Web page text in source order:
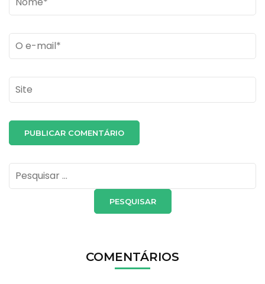
Email *
Site
Pesquisar
por:
COMENTÁRIOS